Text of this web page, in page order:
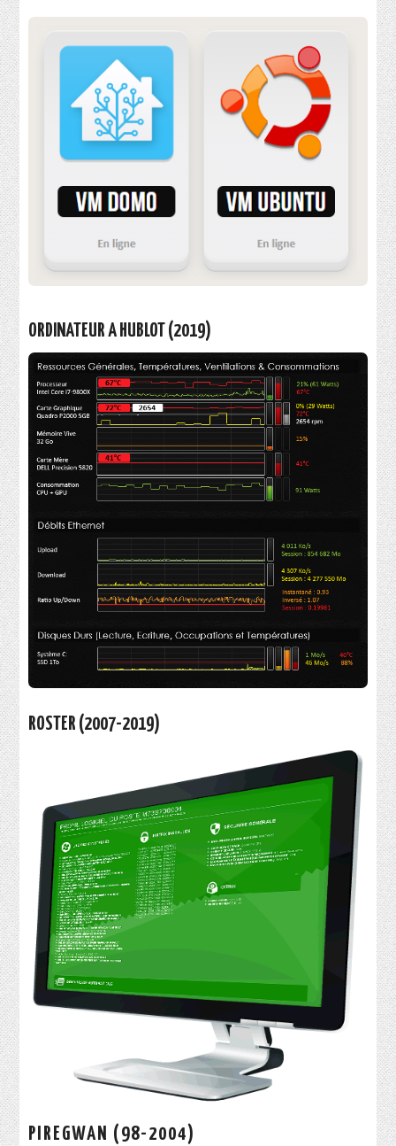
ORDINATEUR A HUBLOT (2019)
ROSTER (2007-2019)
PIREGWAN (98-2004)